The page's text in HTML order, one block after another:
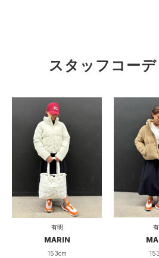
151cm
フィット性 ル
長さ 長
厚み 厚い
【日常使い、プレゼント
セットの薄手定番ソック
スタッフコーデ
有明
MARIN
153cm